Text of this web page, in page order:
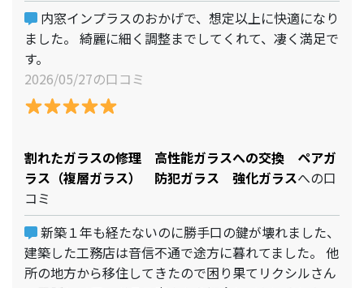
内窓インプラスのおかげで、想定以上に快適になり
ました。 綺麗に細く調整までしてくれて、凄く満足で
す。
2026/05/27の口コミ
割れたガラスの修理 高性能ガラスへの交換 ペアガ
ラス（複層ガラス） 防犯ガラス 強化ガラスへの口
コミ
新築１年も経たないのに勝手口の鍵が壊れました、
建築した工務店は音信不通で途方に暮れてました。 他
所の地方から移住してきたので困り果てリクシルさん